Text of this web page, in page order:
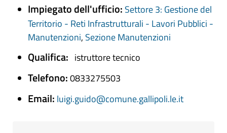
Impiegato dell'ufficio: Settore 3: Gestione del
Territorio - Reti Infrastrutturali - Lavori Pubblici -
Manutenzioni, Sezione Manutenzioni
Qualifica: istruttore tecnico
Telefono:0833275503
Email: luigi.guido@comune.gallipoli.le.it